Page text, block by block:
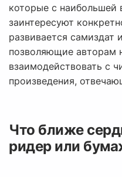
которые с наибольшей
заинтересуют
развивается самиздат
позволяющие авторам
взаимодействовать с
произведения,
Что ближе
ридер или